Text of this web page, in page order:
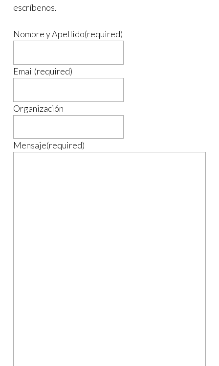
escríbenos.
Nombre y Apellido(required)
Email(required)
Organización
Mensaje(required)